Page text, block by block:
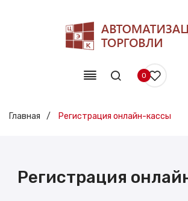
0
Главная / Регистрация онлайн-кассы
Регистрация